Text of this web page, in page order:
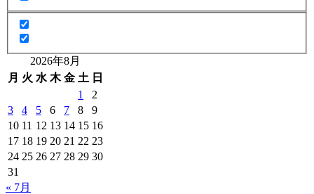
2026年8月
月 火 水 木 金 土 日
1
2
3
4 5 6 7 8
9
10 11 12 13 14 15 16
17 18 19 20 21 22 23
24 25 26 27 28 29 30
31
« 7月